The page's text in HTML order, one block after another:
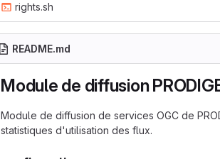
rights.sh
README.md
Module de diffusion
Module de diffusion de services OGC de
statistiques d'utilisation des flux.